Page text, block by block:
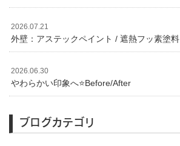
2026.07.21
外壁：アステックペイント / 遮熱フッ素塗料
2026.06.30
やわらかい印象へ⭐️Before/After
ブログカテゴリ